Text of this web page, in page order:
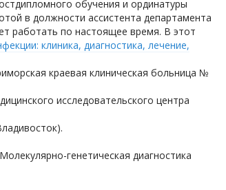
обучения и ординатуры
в должности ассистента департамента
работать по настоящее время. В этот
клиника, диагностика, лечение,
краевая клиническая больница №
исследовательского центра
генетическая диагностика